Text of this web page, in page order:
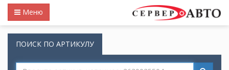
Меню
ПОИСК ПО АРТИКУЛУ